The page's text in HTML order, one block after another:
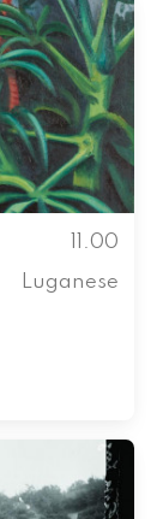
11.00
Luganese